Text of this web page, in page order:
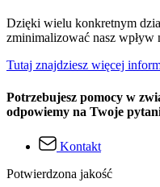
Dzięki wielu konkretnym
zminimalizować nasz wpływ
Tutaj znajdziesz więcej
Potrzebujesz pomocy w
odpowiemy na Twoje
Kontakt
Potwierdzona jakość